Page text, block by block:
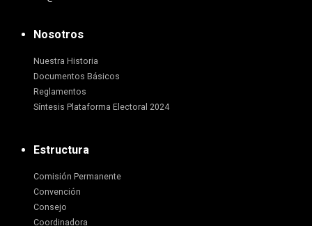
Nosotros
Nuestra Historia
Documentos Básicos
Reglamentos
Síntesis Plataforma Electoral 2024
Estructura
Comisión Permanente
Convención
Consejo
Coordinadora